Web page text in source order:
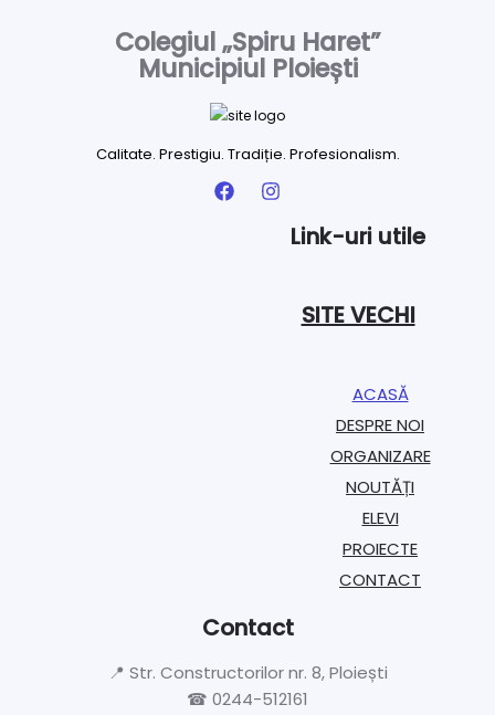
Colegiul „Spiru Haret”
Municipiul Ploiești
Calitate. Prestigiu. Tradiție. Profesionalism.
Link-uri utile
SITE VECHI
ACASĂ
DESPRE NOI
ORGANIZARE​
NOUTĂȚI
ELEVI
PROIECTE​
CONTACT
Contact
📍 Str. Constructorilor nr. 8, Ploiești
☎ 0244-512161